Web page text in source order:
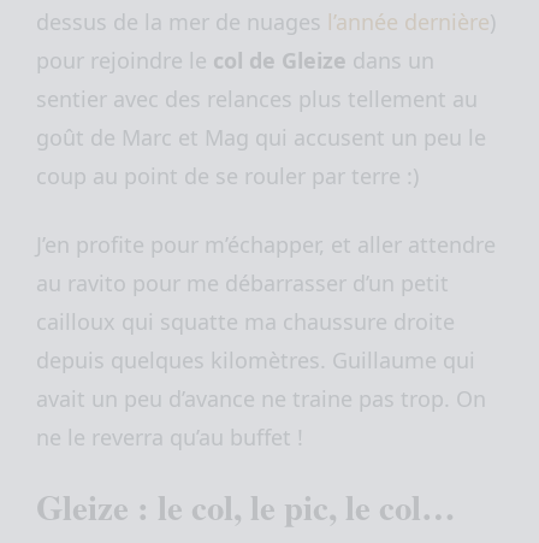
dessus de la mer de nuages l’année dernière)
pour rejoindre le col de Gleize dans un
sentier avec des relances plus tellement au
goût de Marc et Mag qui accusent un peu le
coup au point de se rouler par terre :)
J’en profite pour m’échapper, et aller attendre
au ravito pour me débarrasser d’un petit
cailloux qui squatte ma chaussure droite
depuis quelques kilomètres. Guillaume qui
avait un peu d’avance ne traine pas trop. On
ne le reverra qu’au buffet !
Gleize : le col, le pic, le col…